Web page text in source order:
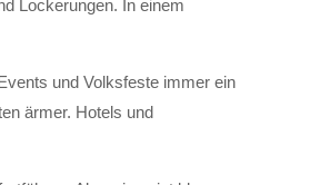
Lockerungen. In einem
und Volksfeste immer ein
ärmer. Hotels und